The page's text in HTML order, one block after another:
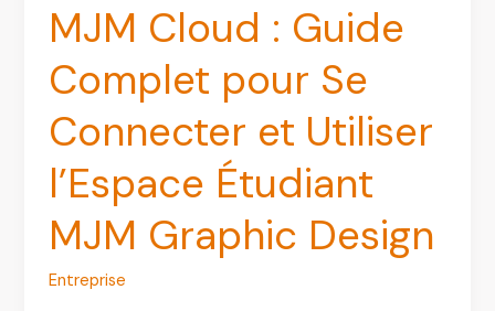
MJM Cloud : Guide
Complet pour Se
Connecter et Utiliser
l’Espace Étudiant
MJM Graphic Design
Entreprise